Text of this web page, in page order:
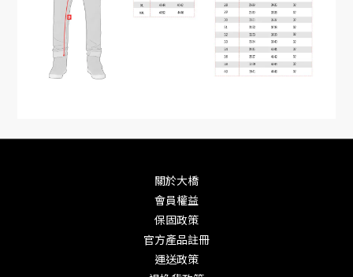
關於大橋
會員權益
保固政策
官方產品註冊
運送政策